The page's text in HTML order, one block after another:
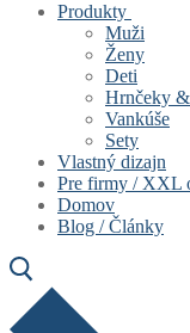
Produkty
Muži
Ženy
Deti
Hrnčeky
Vankúše
Sety
Vlastný dizajn
Pre firmy / XXL
Domov
Blog / Články